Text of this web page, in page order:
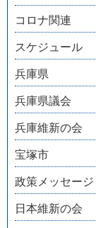
コロナ関連
スケジュール
兵庫県
兵庫県議会
兵庫維新の会
宝塚市
政策メッセージ
日本維新の会